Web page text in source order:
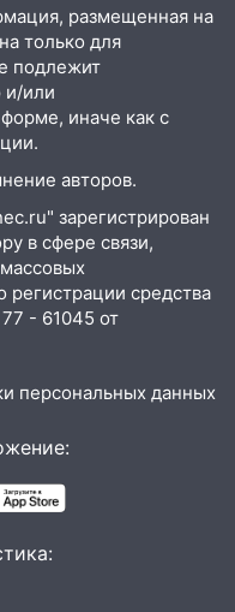
и
и старение
привычки
позвоночник
и
гороскоп
«нового»
«Вольво»
упали
размещенная на
только для
подлежит
и/или
иначе как с
авторов.
зарегистрирован
в сфере связи,
средства
- 61045 от
персональных данных